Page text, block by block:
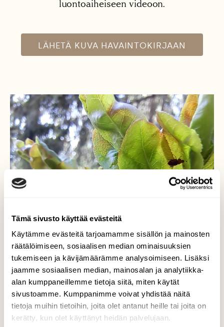
Tämä sivusto käyttää evästeitä
Käytämme evästeitä tarjoamamme sisällön ja mainosten
räätälöimiseen, sosiaalisen median ominaisuuksien
tukemiseen ja kävijämäärämme analysoimiseen. Lisäksi
jaamme sosiaalisen median, mainosalan ja analytiikka-
alan kumppaneillemme tietoja siitä, miten käytät
sivustoamme. Kumppanimme voivat yhdistää näitä
tietoja muihin tietoihin, joita olet antanut heille tai joita on
kerätty, kun olet käyttänyt heidän palvelujaan.
luontoaiheiseen videoon.
LÄHETÄ KUVA HAVAINTOKIRJAAN